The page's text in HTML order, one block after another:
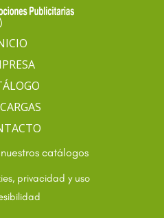
catálogos
privacidad y uso